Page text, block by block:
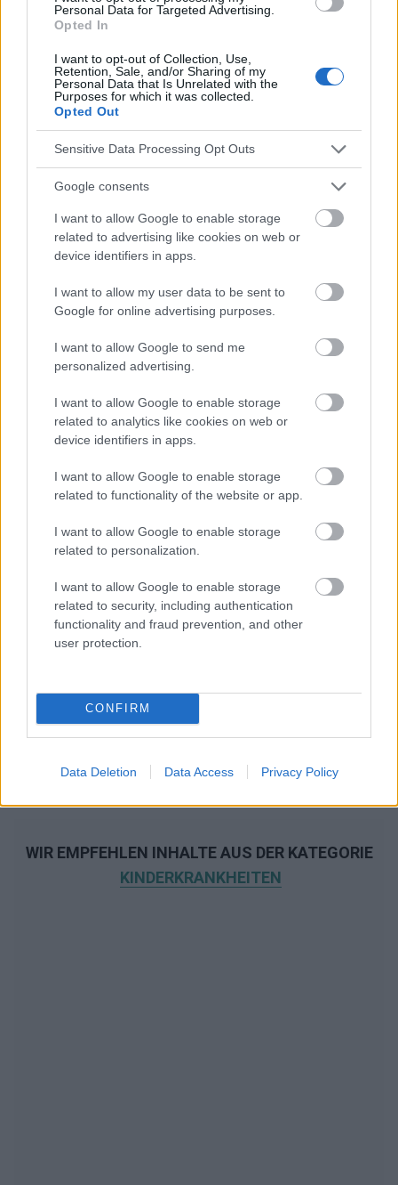
Personal Data for Targeted Advertising.
Opted In
I want to opt-out of Collection, Use,
Retention, Sale, and/or Sharing of my
Personal Data that Is Unrelated with the
Purposes for which it was collected.
Opted Out
Sensitive Data Processing Opt Outs
Google consents
I want to allow Google to enable storage
related to advertising like cookies on web or
device identifiers in apps.
I want to allow my user data to be sent to
Google for online advertising purposes.
I want to allow Google to send me
personalized advertising.
I want to allow Google to enable storage
related to analytics like cookies on web or
device identifiers in apps.
I want to allow Google to enable storage
related to functionality of the website or app.
I want to allow Google to enable storage
related to personalization.
I want to allow Google to enable storage
related to security, including authentication
functionality and fraud prevention, and other
user protection.
CONFIRM
Data Deletion Data Access Privacy Policy
Die Inhalte und Materialien auf dieser Website dienen nur zu
Bildungs- und Informationszwecken. Der Herausgeber und die
Redaktion der Website sind nicht für die Ergebnisse ihrer
Anwendung verantwortlich. Bevor Sie Ratschläge oder Tipps auf
zu konsultieren.
Werbung:
WIR EMPFEHLEN INHALTE AUS DER KATEGORIE
KINDERKRANKHEITEN